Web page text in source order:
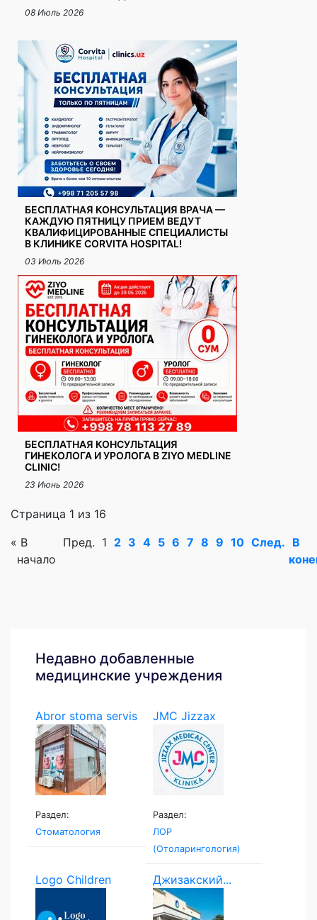
08 Июль 2026
БЕСПЛАТНАЯ КОНСУЛЬТАЦИЯ ВРАЧА —
КАЖДУЮ ПЯТНИЦУ ПРИЕМ ВЕДУТ
КВАЛИФИЦИРОВАННЫЕ СПЕЦИАЛИСТЫ
В КЛИНИКЕ CORVITA HOSPITAL!
03 Июль 2026
БЕСПЛАТНАЯ КОНСУЛЬТАЦИЯ
ГИНЕКОЛОГА И УРОЛОГА В ZIYO MEDLINE
CLINIC!
23 Июнь 2026
Страница 1 из 16
« В
начало
Пред. 1 2 3 4 5 6 7 8 9 10 След. В
Недавно добавленные
медицинские учреждения
Abror stoma servis
Раздел:
Стоматология
JMC Jizzax
Medical...
Раздел:
ЛОР
(Отоларингология)
Logo Children Джизакский...